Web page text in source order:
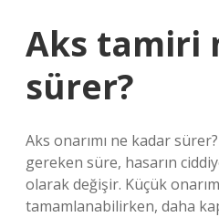
Aks tamiri
sürer?
Aks onarımı ne kadar sürer?
gereken süre, hasarın
olarak değişir. Küçük
tamamlanabilirken, daha